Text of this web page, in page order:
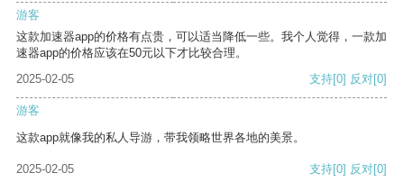
游客
这款加速器app的价格有点贵，可以适当降低一些。我个人觉得，一款加
速器app的价格应该在50元以下才比较合理。
2025-02-05
支持[0] 反对[0]
游客
这款app就像我的私人导游，带我领略世界各地的美景。
2025-02-05 支持[0] 反对[0]